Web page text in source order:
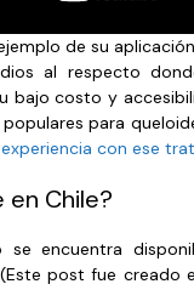
de su
al respecto
bajo costo y
para
con ese
en Chile?
se encuentra
post fue creado